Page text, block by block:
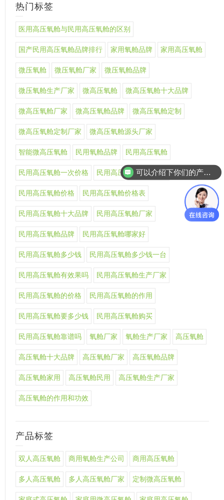
热门标签
医用高压氧舱与民用高压氧舱的区别
国产民用高压氧舱品牌排行 家用氧舱品牌 家用高压氧舱
微压氧舱 微压氧舱厂家 微压氧舱品牌
微压氧舱生产厂家 微高压氧舱 微高压氧舱十大品牌
微高压氧舱厂家 微高压氧舱品牌 微高压氧舱定制
微高压氧舱定制厂家 微高压氧舱源头厂家
智能微高压氧舱 民用氧舱品牌 民用高压氧舱
民用高压氧舱一次价格 民用高压氧舱上市公司
民用高压氧舱价格 民用高压氧舱价格表
民用高压氧舱十大品牌 民用高压氧舱厂家
民用高压氧舱品牌 民用高压氧舱哪家好
民用高压氧舱多少钱 民用高压氧舱多少钱一台
民用高压氧舱有效果吗 民用高压氧舱生产厂家
民用高压氧舱的价格 民用高压氧舱的作用
民用高压氧舱要多少钱 民用高压氧舱购买
民用高压氧舱靠谱吗 氧舱厂家 氧舱生产厂家 高压氧舱
高压氧舱十大品牌 高压氧舱厂家 高压氧舱品牌
高压氧舱家用 高压氧舱民用 高压氧舱生产厂家
高压氧舱的作用和功效
产品标签
双人高压氧舱 商用氧舱生产公司 商用高压氧舱
多人高压氧舱 多人高压氧舱厂家 定制微高压氧舱
可以介绍下你们的产品么